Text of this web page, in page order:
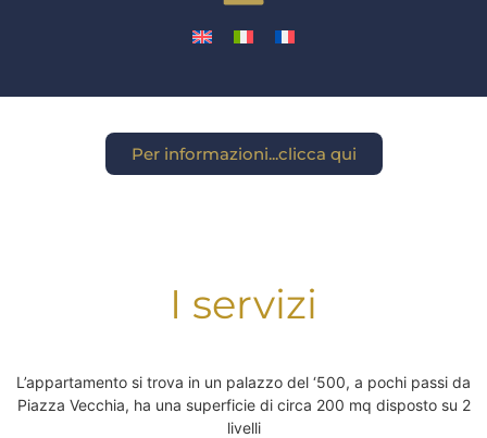
Per informazioni...clicca qui
I servizi
L’appartamento si trova in un palazzo del ‘500, a pochi passi da
Piazza Vecchia, ha una superficie di circa 200 mq disposto su 2
livelli